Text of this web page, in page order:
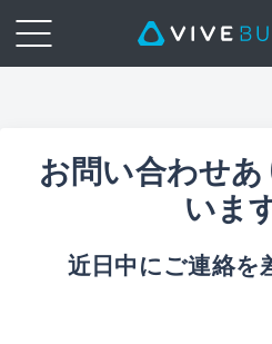
Inquiry
Form
お問い合わせ
いま
近日中にご連絡を